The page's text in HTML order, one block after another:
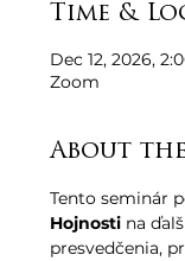
Time &
Dec 12, 2026,
Zoom
About
Tento seminár
Hojnosti na
presvedčenia,